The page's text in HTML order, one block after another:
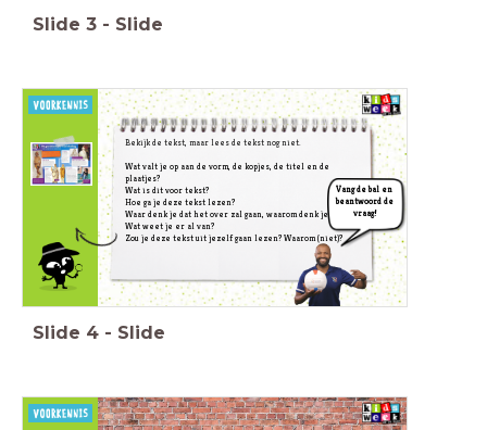
Slide 3 - Slide
Bekijk de tekst, maar lees de tekst nog niet.
Wat valt je op aan de vorm, de kopjes, de titel en de
plaatjes?
Wat is dit voor tekst?
Hoe ga je deze tekst lezen?
Waar denk je dat het over zal gaan, waarom denk je dat?
Wat weet je er al van?
Zou je deze tekst uit jezelf gaan lezen? Waarom (niet)?
Vang de bal en
beantwoord de
vraag!
Slide 4 - Slide